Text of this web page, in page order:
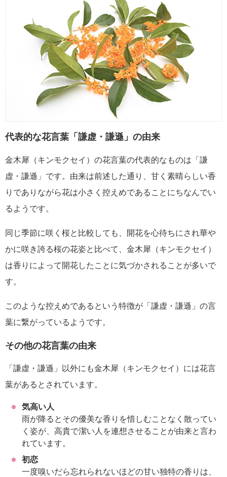
代表的な花言葉「謙虚・謙遜」の由来
金木犀（キンモクセイ）の花言葉の代表的なものは「謙
虚・謙遜」です。由来は前述した通り、甘く素晴らしい香
りでありながら花は小さく控えめであることにちなんでい
るようです。
同じ季節に咲く桜と比較しても、開花を心待ちにされ華や
かに咲き誇る桜の花姿と比べて、金木犀（キンモクセイ）
は香りによって開花したことに気づかされることが多いで
す。
このような控えめであるという特徴が「謙虚・謙遜」の言
葉に繋がっているようです。
その他の花言葉の由来
「謙虚・謙遜」以外にも金木犀（キンモクセイ）には花言
葉があるとされています。
気高い人
雨が降るとその優美な香りを惜しむことなく散ってい
く姿が、高貴で潔い人を連想させることが由来と言わ
れています。
初恋
一度嗅いだら忘れられないほどの甘い独特の香りは、